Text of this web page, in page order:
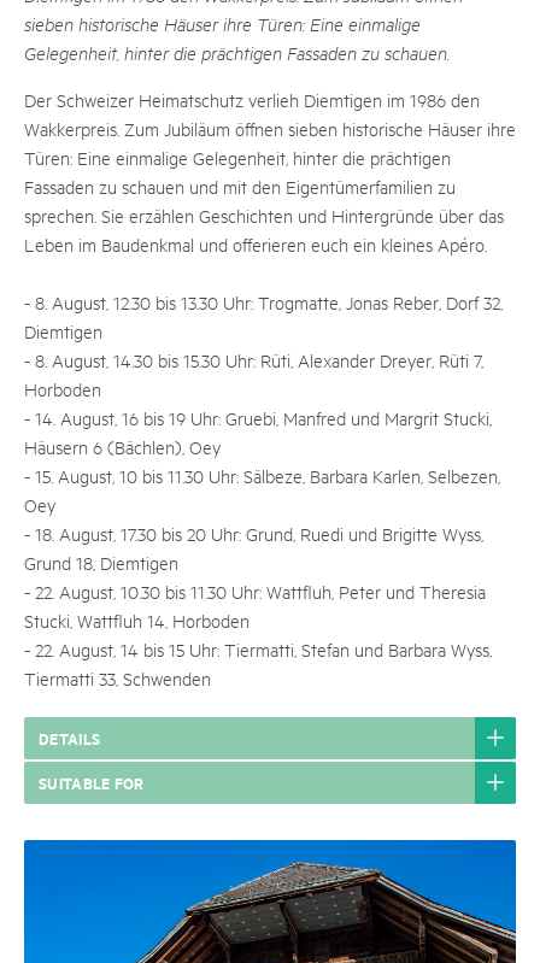
sieben historische Häuser ihre Türen: Eine einmalige
Gelegenheit, hinter die prächtigen Fassaden zu schauen.
Der Schweizer Heimatschutz verlieh Diemtigen im 1986 den
Wakkerpreis. Zum Jubiläum öffnen sieben historische Häuser ihre
Türen: Eine einmalige Gelegenheit, hinter die prächtigen
Fassaden zu schauen und mit den Eigentümerfamilien zu
sprechen. Sie erzählen Geschichten und Hintergründe über das
Leben im Baudenkmal und offerieren euch ein kleines Apéro.
- 8. August, 12.30 bis 13.30 Uhr: Trogmatte, Jonas Reber, Dorf 32,
Diemtigen
- 8. August, 14.30 bis 15.30 Uhr: Rüti, Alexander Dreyer, Rüti 7,
Horboden
- 14. August, 16 bis 19 Uhr: Gruebi, Manfred und Margrit Stucki,
Häusern 6 (Bächlen), Oey
- 15. August, 10 bis 11.30 Uhr: Sälbeze, Barbara Karlen, Selbezen,
Oey
- 18. August, 17.30 bis 20 Uhr: Grund, Ruedi und Brigitte Wyss,
Grund 18, Diemtigen
- 22. August, 10.30 bis 11.30 Uhr: Wattfluh, Peter und Theresia
Stucki, Wattfluh 14, Horboden
- 22. August, 14 bis 15 Uhr: Tiermatti, Stefan und Barbara Wyss,
Tiermatti 33, Schwenden
DETAILS
SUITABLE FOR